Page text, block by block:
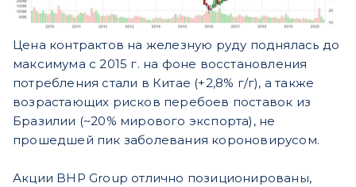
Цена контрактов на железную руду поднялась до
максимума с 2015 г. на фоне восстановления
потребления стали в Китае (+2,8% г/г), а также
возрастающих рисков перебоев поставок из
Бразилии (~20% мирового экспорта), не
прошедшей пик заболевания короновирусом.
Акции BHP Group отлично позиционированы,